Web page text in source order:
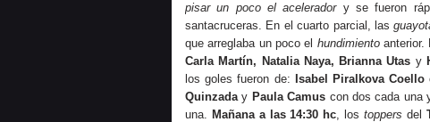
pisar un poco el aceleradory se fueron
santacruceras. En el cuarto parcial, las
que arreglaba un poco el hundimientoanterior.
Carla Martín, Natalia Naya, Brianna Utas y
los goles fueron de:
Isabel Piralkova Coello
Quinzaday Paula Camus con dos cada una
una. Mañana a las 14:30 hc, lostoppers del